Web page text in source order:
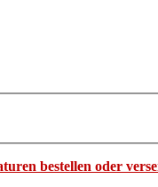
bestellen oder